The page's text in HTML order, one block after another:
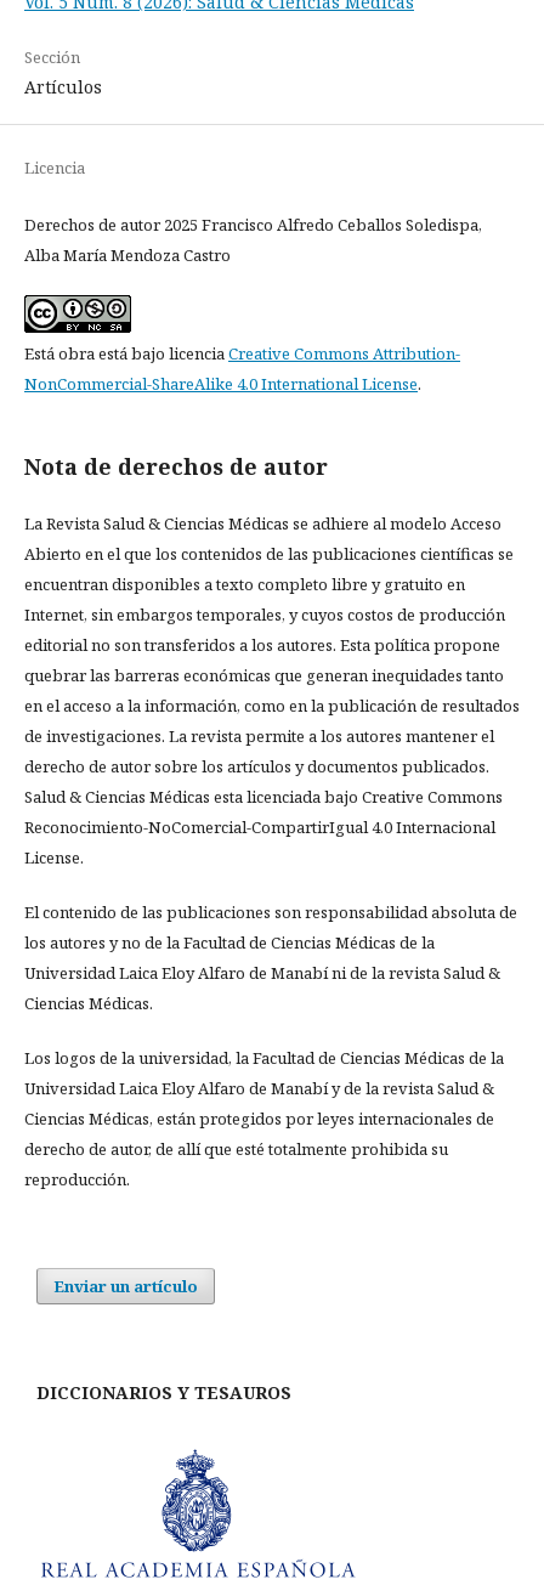
Sección
Artículos
Licencia
Derechos de autor 2025 Francisco Alfredo Ceballos Soledispa,
Alba María Mendoza Castro
Está obra está bajo licenciaCreative Commons Attribution-
NonCommercial-ShareAlike 4.0 International License.
Nota de derechos de autor
La Revista Salud & Ciencias Médicas se adhiere al modelo Acceso
Abierto en el que los contenidos de las publicaciones científicas se
encuentran disponibles a texto completo libre y gratuito en
Internet, sin embargos temporales, y cuyos costos de producción
editorial no son transferidos a los autores. Esta política propone
quebrar las barreras económicas que generan inequidades tanto
en el acceso a la información, como en la publicación de resultados
de investigaciones. La revista permite a los autores mantener el
derecho de autor sobre los artículos y documentos publicados.
Salud & Ciencias Médicas esta licenciada bajo Creative Commons
Reconocimiento-NoComercial-CompartirIgual 4.0 Internacional
License.
El contenido de las publicaciones son responsabilidad absoluta de
los autores y no de la Facultad de Ciencias Médicas de la
Universidad Laica Eloy Alfaro de Manabí ni de la revista Salud &
Ciencias Médicas.
Los logos de la universidad, la Facultad de Ciencias Médicas de la
Universidad Laica Eloy Alfaro de Manabí y de la revista Salud &
Ciencias Médicas, están protegidos por leyes internacionales de
derecho de autor, de allí que esté totalmente prohibida su
reproducción.
Enviar un artículo
DICCIONARIOS Y TESAUROS